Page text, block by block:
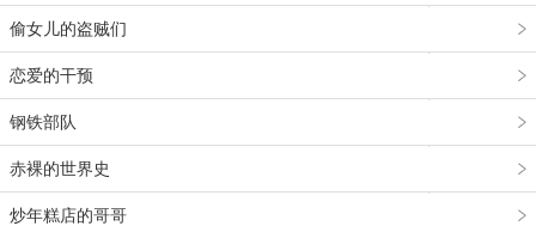
偷女儿的盗贼们
恋爱的干预
钢铁部队
赤裸的世界史
炒年糕店的哥哥